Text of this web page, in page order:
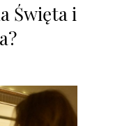
Święta i